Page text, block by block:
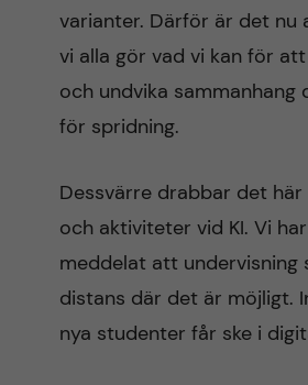
varianter. Därför är det
vi alla gör vad vi kan för
och undvika sammanhang
för spridning.
Dessvärre drabbar det
och aktiviteter vid KI. Vi
meddelat att undervisning
distans där det är möjligt.
nya studenter får ske i